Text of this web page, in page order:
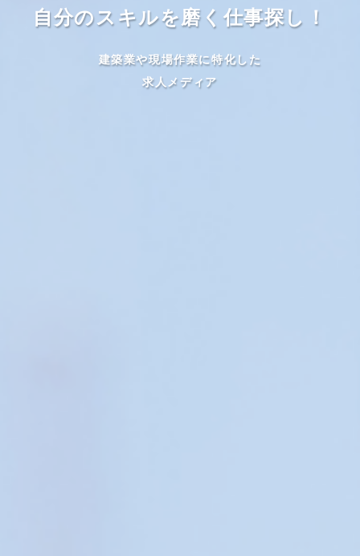
自分のスキルを磨く仕事探し！
建築業や現場作業に特化した
求人メディア